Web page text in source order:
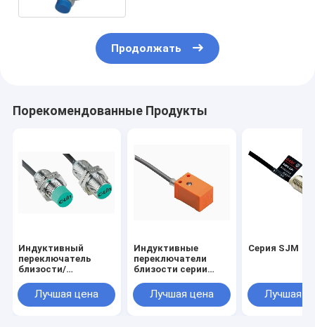
Продолжать
Порекомендованные Продукты
Индуктивный
переключатель
близости/
переключатель
серии CHJ для
Лучшая цена
Индуктивные
переключатели
близости серии
переключателей
близости угловых
Лучшая цена
Серия SJM
Лучшая